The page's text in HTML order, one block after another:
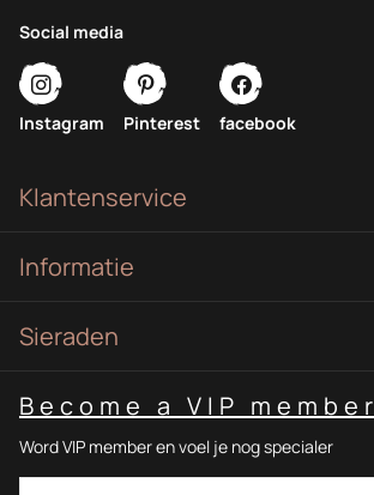
Klantenservice
Informatie
Sieraden
Become a VIP member
Word VIP member en voel je nog specialer
Social media
Instagram Pinterest facebook